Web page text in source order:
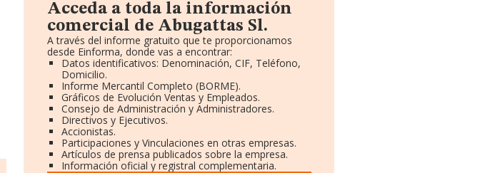
Acceda a toda la información
comercial de Abugattas Sl.
A través del informe gratuito que te proporcionamos
desde Einforma, donde vas a encontrar:
Datos identificativos: Denominación, CIF, Teléfono,
Domicilio.
Informe Mercantil Completo (BORME).
Gráficos de Evolución Ventas y Empleados.
Consejo de Administración y Administradores.
Directivos y Ejecutivos.
Accionistas.
Participaciones y Vinculaciones en otras empresas.
Artículos de prensa publicados sobre la empresa.
Información oficial y registral complementaria.